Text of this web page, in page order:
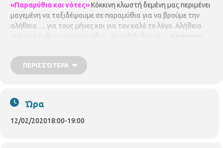
«Παραμύθια και νότες»Κόκκινη κλωστή δεμένη μας περιμένει
μαγεμένη να ταξιδέψουμε σε παραμύθια για να βρούμε την
αλήθεια…. για τους μήνες και για τον καλό το λόγο. Αλήθεια
από πού ήρθαν τα παραμύθια ; Το ταξίδι ξεκινά…
Αφήγηση
παιδιά από 5 – 105 ετών. Με προεγγραφή
ΒΙΒΛΙΟΘΗΚΗ ΟΡΕΣΤΟΥ
ΠΕΡΙΣΣΌΤΕΡΑ
Ώρα
12/02/202018:00-19:00